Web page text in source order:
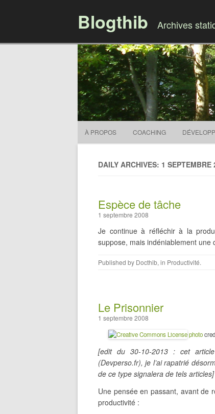
Blogthib Archives
À PROPOS COACHING
DAILY ARCHIVES: 1 SEPTEMBRE
Espèce de tâche
1 septembre 2008
Je continue à réfléchir à la
suppose, mais indéniablement une
Published by Docthib, in Productivité.
Le Prisonnier
1 septembre 2008
photo
[edit du 30-10-2013 : cet
(Devperso.fr), je l’ai rapatrié
de ce type signalera de tels articles]
Une pensée en passant, avant de
productivité :